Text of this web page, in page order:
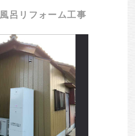
呂リフォーム工事